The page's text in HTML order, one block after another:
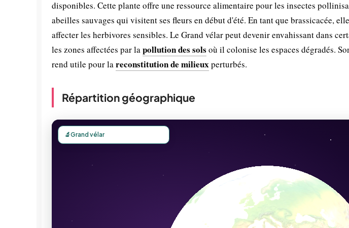
disponibles. Cette plante offre une ressource alimentaire pour les insectes
abeilles sauvages qui visitent ses fleurs en début d'été. En tant que brassicacée,
affecter les herbivores sensibles. Le Grand vélar peut devenir envahissant dans
les zones affectées par lapollution des sols où il colonise les espaces dégradés.
rend utile pour lareconstitution de milieuxperturbés.
Répartition géographique